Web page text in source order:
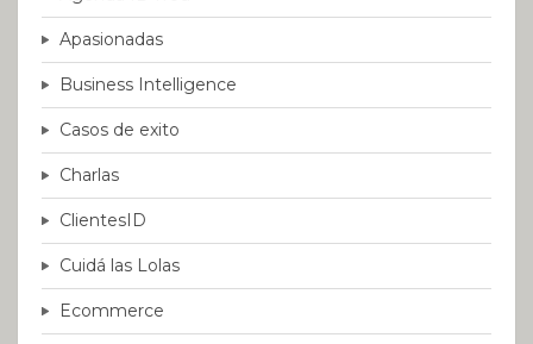
Apasionadas
Business Intelligence
Casos de exito
Charlas
ClientesID
Cuidá las Lolas
Ecommerce